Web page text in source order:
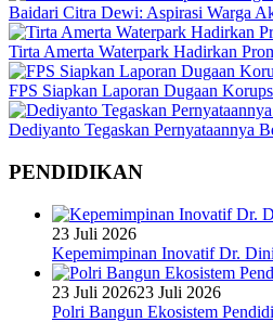
Baidari Citra Dewi: Aspirasi Warga
Tirta Amerta Waterpark Hadirkan
FPS Siapkan Laporan Dugaan
Dediyanto Tegaskan Pernyataannya
PENDIDIKAN
23 Juli 2026
Kepemimpinan Inovatif Dr.
23 Juli 202623 Juli 2026
Polri Bangun Ekosistem